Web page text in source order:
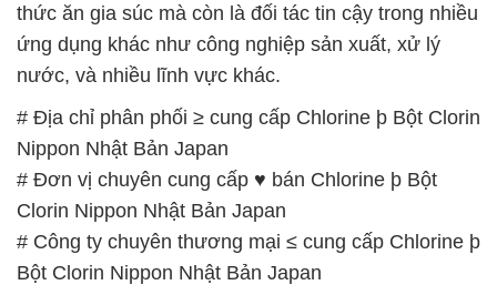
thức ăn gia súc mà còn là đối tác tin cậy trong nhiều
ứng dụng khác như công nghiệp sản xuất, xử lý
nước, và nhiều lĩnh vực khác.
# Địa chỉ phân phối ≥ cung cấp Chlorine þ Bột Clorin
Nippon Nhật Bản Japan
# Đơn vị chuyên cung cấp ♥ bán Chlorine þ Bột
Clorin Nippon Nhật Bản Japan
# Công ty chuyên thương mại ≤ cung cấp Chlorine þ
Bột Clorin Nippon Nhật Bản Japan